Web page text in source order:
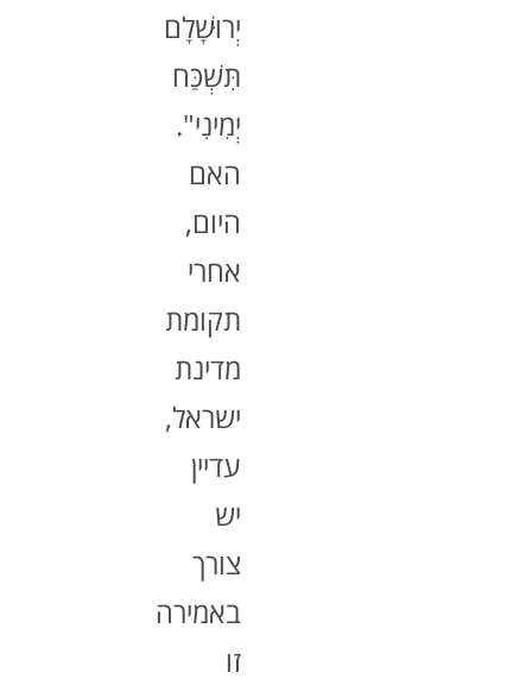
יְרוּשָׁלָם
תִּשְׁכַּח
יְמִינִי".
האם
היום,
אחרי
תקומת
מדינת
ישראל,
עדיין
יש
צורך
באמירה
זו